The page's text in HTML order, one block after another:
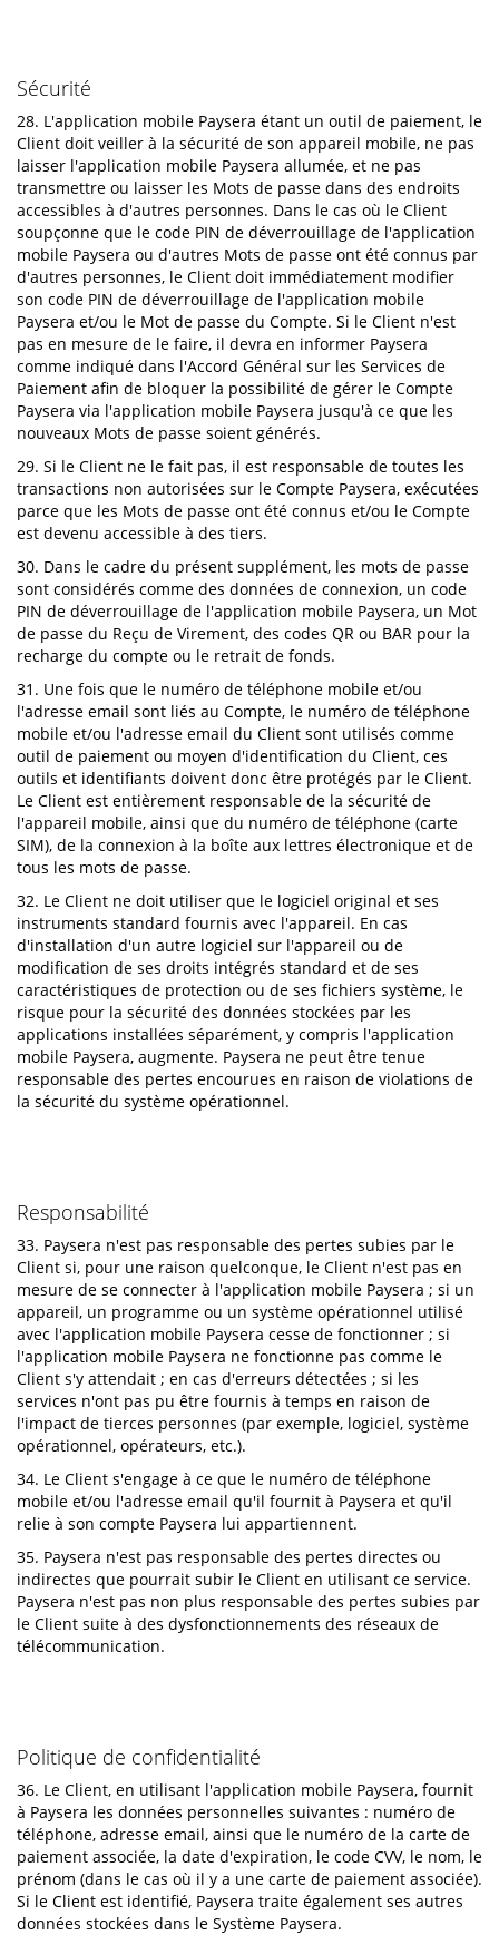
Sécurité
28. L'application mobile Paysera étant un outil de paiement, le
Client doit veiller à la sécurité de son appareil mobile, ne pas
laisser l'application mobile Paysera allumée, et ne pas
transmettre ou laisser les Mots de passe dans des endroits
accessibles à d'autres personnes. Dans le cas où le Client
soupçonne que le code PIN de déverrouillage de l'application
mobile Paysera ou d'autres Mots de passe ont été connus par
d'autres personnes, le Client doit immédiatement modifier
son code PIN de déverrouillage de l'application mobile
Paysera et/ou le Mot de passe du Compte. Si le Client n'est
pas en mesure de le faire, il devra en informer Paysera
comme indiqué dans l'Accord Général sur les Services de
Paiement afin de bloquer la possibilité de gérer le Compte
Paysera via l'application mobile Paysera jusqu'à ce que les
nouveaux Mots de passe soient générés.
29. Si le Client ne le fait pas, il est responsable de toutes les
transactions non autorisées sur le Compte Paysera, exécutées
parce que les Mots de passe ont été connus et/ou le Compte
est devenu accessible à des tiers.
30. Dans le cadre du présent supplément, les mots de passe
sont considérés comme des données de connexion, un code
PIN de déverrouillage de l'application mobile Paysera, un Mot
de passe du Reçu de Virement, des codes QR ou BAR pour la
recharge du compte ou le retrait de fonds.
31. Une fois que le numéro de téléphone mobile et/ou
l'adresse email sont liés au Compte, le numéro de téléphone
mobile et/ou l'adresse email du Client sont utilisés comme
outil de paiement ou moyen d'identification du Client, ces
outils et identifiants doivent donc être protégés par le Client.
Le Client est entièrement responsable de la sécurité de
l'appareil mobile, ainsi que du numéro de téléphone (carte
SIM), de la connexion à la boîte aux lettres électronique et de
tous les mots de passe.
32. Le Client ne doit utiliser que le logiciel original et ses
instruments standard fournis avec l'appareil. En cas
d'installation d'un autre logiciel sur l'appareil ou de
modification de ses droits intégrés standard et de ses
caractéristiques de protection ou de ses fichiers système, le
risque pour la sécurité des données stockées par les
applications installées séparément, y compris l'application
mobile Paysera, augmente. Paysera ne peut être tenue
responsable des pertes encourues en raison de violations de
la sécurité du système opérationnel.
Responsabilité
33. Paysera n'est pas responsable des pertes subies par le
Client si, pour une raison quelconque, le Client n'est pas en
mesure de se connecter à l'application mobile Paysera ; si un
appareil, un programme ou un système opérationnel utilisé
avec l'application mobile Paysera cesse de fonctionner ; si
l'application mobile Paysera ne fonctionne pas comme le
Client s'y attendait ; en cas d'erreurs détectées ; si les
services n'ont pas pu être fournis à temps en raison de
l'impact de tierces personnes (par exemple, logiciel, système
opérationnel, opérateurs, etc.).
34. Le Client s'engage à ce que le numéro de téléphone
mobile et/ou l'adresse email qu'il fournit à Paysera et qu'il
relie à son compte Paysera lui appartiennent.
35. Paysera n'est pas responsable des pertes directes ou
indirectes que pourrait subir le Client en utilisant ce service.
Paysera n'est pas non plus responsable des pertes subies par
le Client suite à des dysfonctionnements des réseaux de
télécommunication.
Politique de confidentialité
36. Le Client, en utilisant l'application mobile Paysera, fournit
à Paysera les données personnelles suivantes : numéro de
téléphone, adresse email, ainsi que le numéro de la carte de
paiement associée, la date d'expiration, le code CVV, le nom, le
prénom (dans le cas où il y a une carte de paiement associée).
Si le Client est identifié, Paysera traite également ses autres
données stockées dans le Système Paysera.